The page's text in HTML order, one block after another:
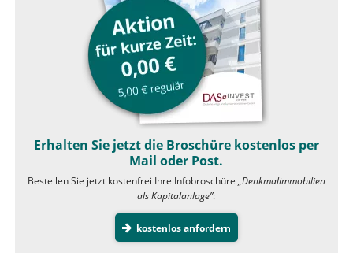
Erhalten Sie jetzt die Broschüre kostenlos per
Mail oder Post.
Bestellen Sie jetzt kostenfrei Ihre Infobroschüre „Denkmalimmobilien
als Kapitalanlage”:
kostenlos anfordern